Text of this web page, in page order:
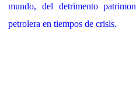
mundo, del detrimento
petrolera en tiempos de crisis.